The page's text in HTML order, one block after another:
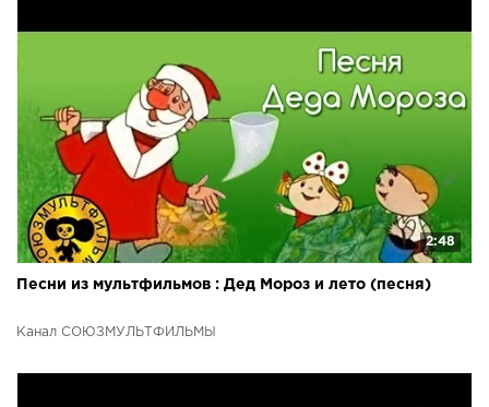
2:48
Песни из мультфильмов : Дед Мороз и лето (песня)
Канал СОЮЗМУЛЬТФИЛЬМЫ